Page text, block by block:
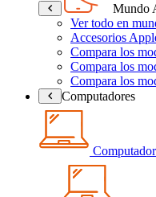
Mundo
Ver todo en
Accesorios
Compara los
Compara los
Compara los
Computadores